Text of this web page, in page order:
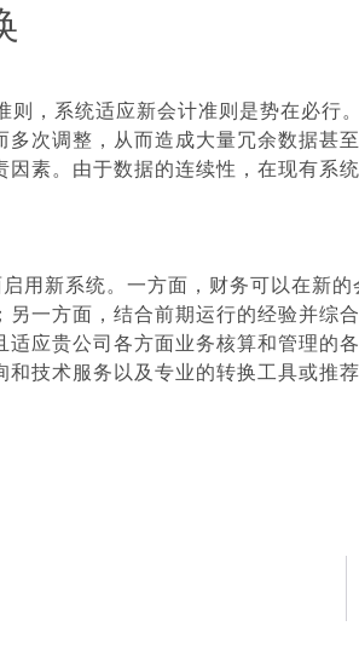
则，系统适应新会计准则是势在必行。
次调整，从而造成大量冗余数据甚
素。由于数据的连续性，在现有系
启用新系统。一方面，财务可以在新的
一方面，结合前期运行的经验并综
应贵公司各方面业务核算和管理的
技术服务以及专业的转换工具或推